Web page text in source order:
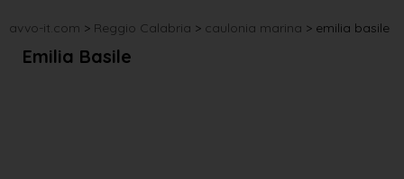
avvo-it.com > Reggio Calabria > caulonia marina > emilia basile
Emilia Basile